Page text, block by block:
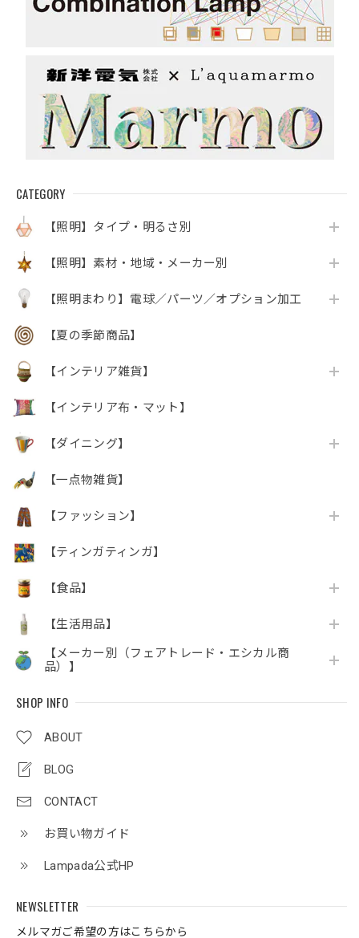
CATEGORY
【照明】タイプ・明るさ別
【照明】素材・地域・メーカー別
【照明まわり】電球／パーツ／オプション加工
【夏の季節商品】
【インテリア雑貨】
【インテリア布・マット】
【ダイニング】
【一点物雑貨】
【ファッション】
【ティンガティンガ】
【食品】
【生活用品】
【メーカー別（フェアトレード・エシカル商
品）】
SHOP INFO
ABOUT
BLOG
CONTACT
お買い物ガイド
Lampada公式HP
NEWSLETTER
メルマガご希望の方はこちらから